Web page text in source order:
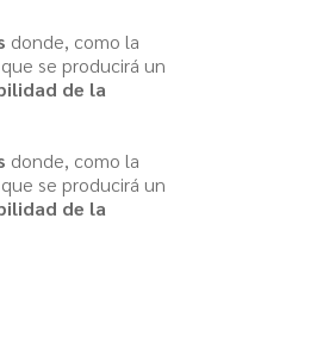
donde, como la
se producirá un
de la
donde, como la
se producirá un
de la